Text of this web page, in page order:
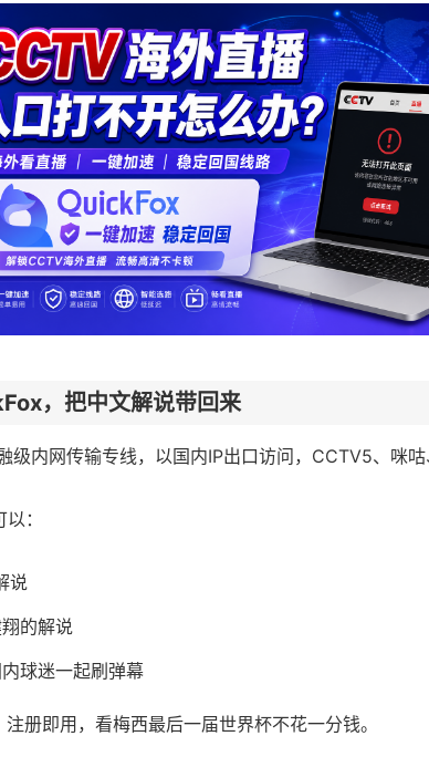
，把中文解说带回来
级内网传输专线，以国内IP出口访问，CCTV5、咪咕
：
说
的解说
球迷一起刷弹幕
注册即用，看梅西最后一届世界杯不花一分钱。